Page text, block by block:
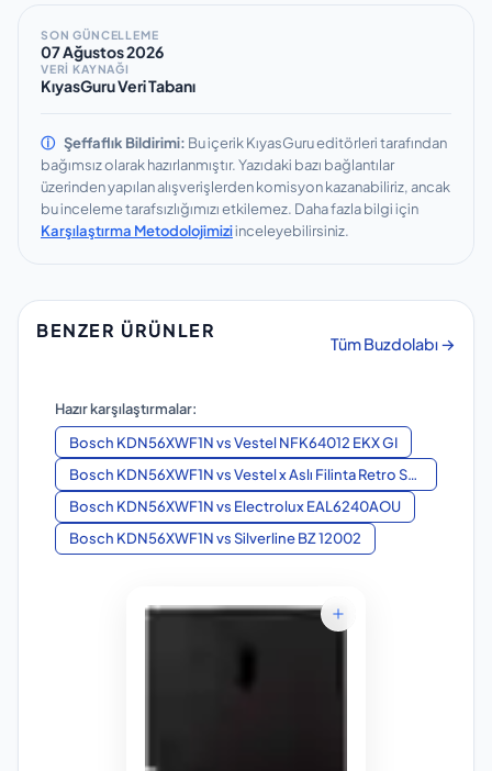
SON GÜNCELLEME
07 Ağustos 2026
VERİ KAYNAĞI
KıyasGuru Veri Tabanı
ⓘ Şeffaflık Bildirimi: Bu içerik KıyasGuru editörleri tarafından
bağımsız olarak hazırlanmıştır.Yazıdaki bazı bağlantılar
üzerinden yapılan alışverişlerden komisyon kazanabiliriz, ancak
bu inceleme tarafsızlığımızı etkilemez. Daha fazla bilgi için
Karşılaştırma Metodolojimiziinceleyebilirsiniz.
BENZER ÜRÜNLER
Tüm Buzdolabı →
Hazır karşılaştırmalar:
Bosch KDN56XWF1NvsVestel NFK64012 EKX GI
Bosch KDN56XWF1NvsVestel x Aslı Filinta Retro SB14301 Kırmızı Çini
Bosch KDN56XWF1Nvs Electrolux EAL6240AOU
Bosch KDN56XWF1NvsSilverline BZ 12002